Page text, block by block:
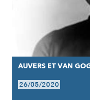
AUVERS ET VAN
26/05/2020